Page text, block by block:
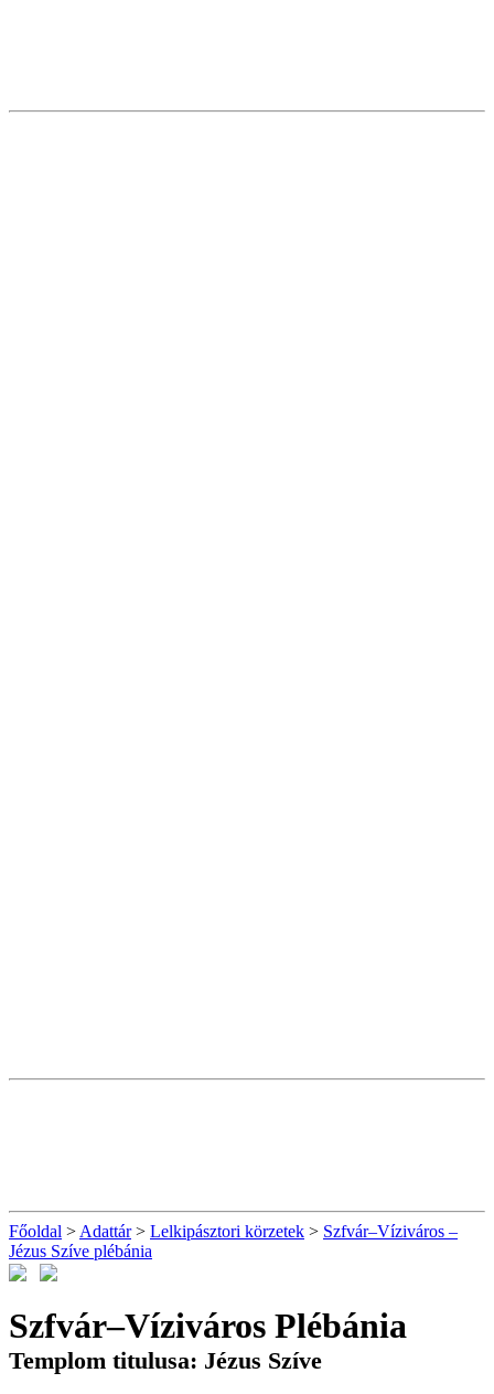
Főoldal > Adattár> Lelkipásztori körzetek > Szfvár–Víziváros –
Jézus Szíve plébánia
Szfvár–Víziváros Plébánia
Templom titulusa: Jézus Szíve